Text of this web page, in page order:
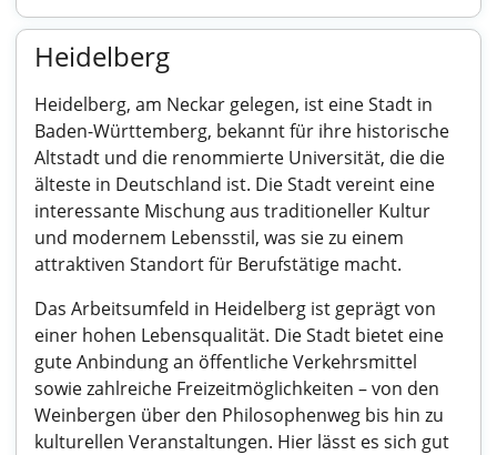
Heidelberg
Heidelberg, am Neckar gelegen, ist eine Stadt in
Baden-Württemberg, bekannt für ihre historische
Altstadt und die renommierte Universität, die die
älteste in Deutschland ist. Die Stadt vereint eine
interessante Mischung aus traditioneller Kultur
und modernem Lebensstil, was sie zu einem
attraktiven Standort für Berufstätige macht.
Das Arbeitsumfeld in Heidelberg ist geprägt von
einer hohen Lebensqualität. Die Stadt bietet eine
gute Anbindung an öffentliche Verkehrsmittel
sowie zahlreiche Freizeitmöglichkeiten – von den
Weinbergen über den Philosophenweg bis hin zu
kulturellen Veranstaltungen. Hier lässt es sich gut